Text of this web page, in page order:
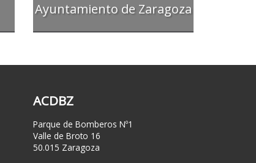
Ayuntamiento de Zaragoza
ACDBZ
Parque de Bomberos Nº1
Valle de Broto 16
50.015 Zaragoza